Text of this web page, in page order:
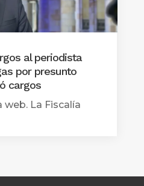
al periodista
por presunto
cargos
La Fiscalía